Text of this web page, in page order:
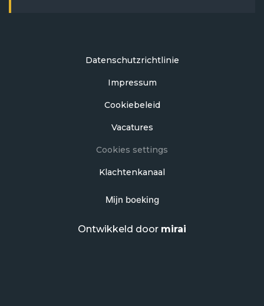
Datenschutzrichtlinie
Impressum
Cookiebeleid
Vacatures
Cookies settings
Klachtenkanaal
Mijn boeking
Ontwikkeld door mirai